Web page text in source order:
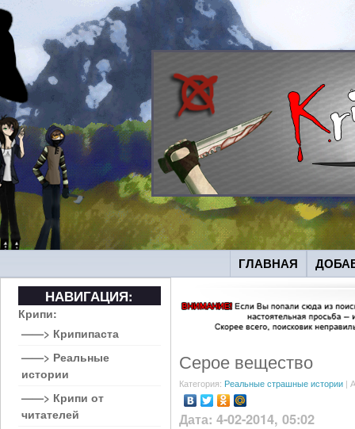
ГЛАВНАЯ
Серое вещество
Категория: Реальные страшные истории |
Дата: 4-02-2014, 05:02
НАВИГАЦИЯ:
Крипи:
——> Крипипаста
——> Реальные
истории
——> Крипи от
читателей